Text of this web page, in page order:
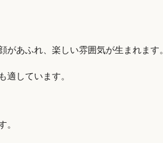
あふれ、楽しい雰囲気が生まれます。
しています。